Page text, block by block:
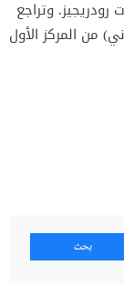
رودريجيز. وتراجع
موفي 2: الجزء الثاني) من المركز الأول